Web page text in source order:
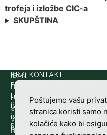
trofeja i izložbe CIC-a
SKUPŠTINA
HRVATSKI
LOVAČKI
SAVEZ
Vladimira
Nazora
IBAN:
HR8124020061100501497
SWIFT/BIC
:
ESBCHR22
BRZI KONTAKT
Prijava štete:
Lovne iskaznice:
@acinzaksi
Lovno osposobljavanje:
Redakcija/ digitalni mediji:
Računovodstvo:
Poštujemo vašu
stranica koristi samo
kolačiće kako bi